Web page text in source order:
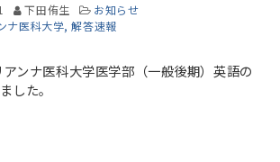
下田侑生
お知らせ
ナ医科大学 解答速報
ンナ医科大学医学部（一般後期）英語の
した。